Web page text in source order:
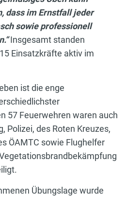
dass im Ernstfall jeder
sowie professionell
Insgesamt standen
Einsatzkräfte aktiv im
ist die enge
57 Feuerwehren waren auch
Polizei, des Roten Kreuzes,
ÖAMTC sowie Flughelfer
Übungslage wurde